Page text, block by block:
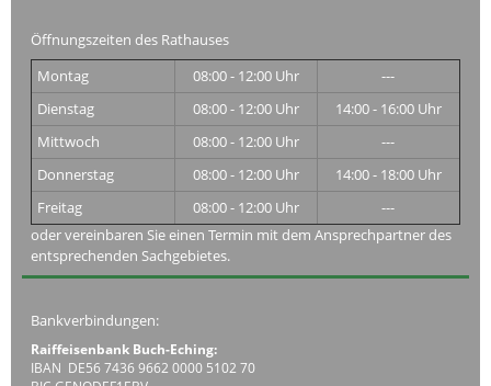
Öffnungszeiten des Rathauses
Montag
08:00 - 12:00 Uhr
---
Dienstag
08:00 - 12:00 Uhr
14:00 - 16:00 Uhr
Mittwoch
08:00 - 12:00 Uhr
---
Donnerstag
08:00 - 12:00 Uhr
14:00 - 18:00 Uhr
Freitag
08:00 - 12:00 Uhr
---
oder vereinbaren Sie einen Termin mit dem Ansprechpartner des
entsprechenden Sachgebietes.
Bankverbindungen:
Raiffeisenbank Buch-Eching:
IBAN DE56 7436 9662 0000 5102 70